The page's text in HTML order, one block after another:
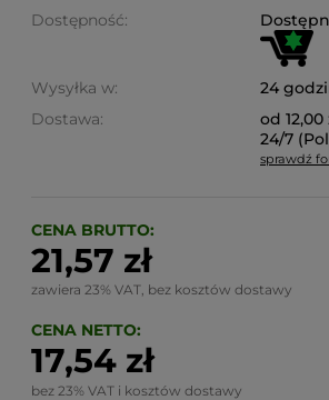
Dostępność:
Wysyłka w:
24
Dostawa:
od 12,00
24/7
Cena nie zawiera ewentualnychsprawdź
CENA BRUTTO:
21,57 zł
zawiera 23% VAT, bez kosztów dostawy
CENA NETTO:
17,54 zł
bez 23% VAT i kosztów dostawy